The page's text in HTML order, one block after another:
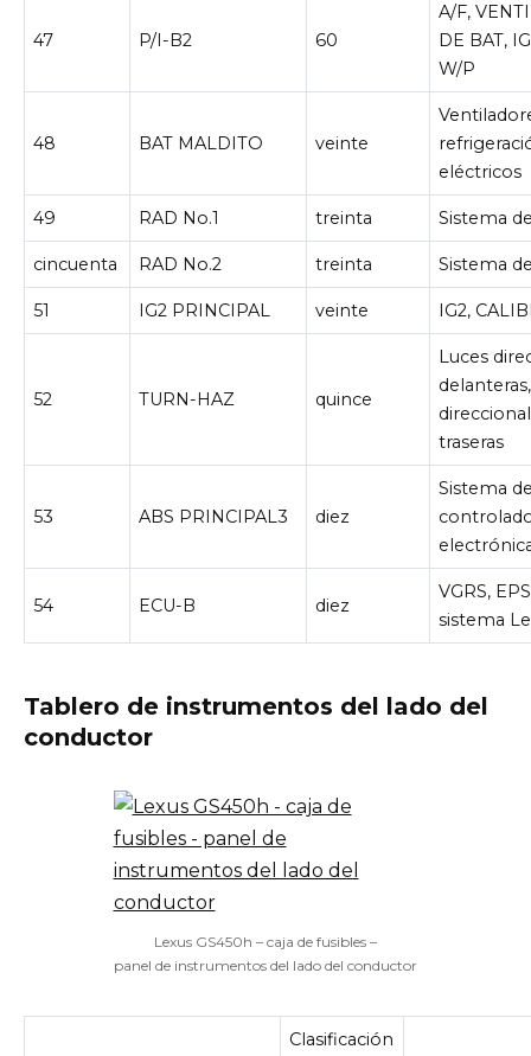
47 P/I-B2 60
A/F,
DE BAT,
W/P
48 BAT MALDITO veinte
eléctricos
49 RAD No.1 treinta Sistema
cincuenta RAD No.2 treinta Sistema
51 IG2 PRINCIPAL veinte IG2,
52 TURN-HAZ quince
Luces
traseras
53 ABS PRINCIPAL3 diez
Sistema
54 ECU-B diez
VGRS,
sistema
Tablero de instrumentos del lado del
conductor
Lexus GS450h – caja de fusibles –
panel de instrumentos del lado del conductor
Clasificación